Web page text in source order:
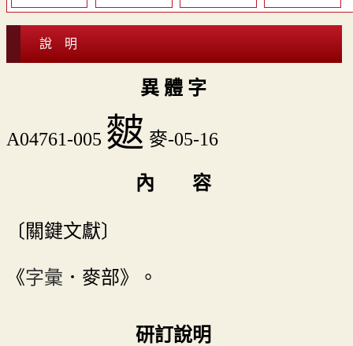
說 明
異 體 字
A04761-005 麬 麥-05-16
內 容
〔關鍵文獻〕
《字彙 ．麥部》。
研訂說明